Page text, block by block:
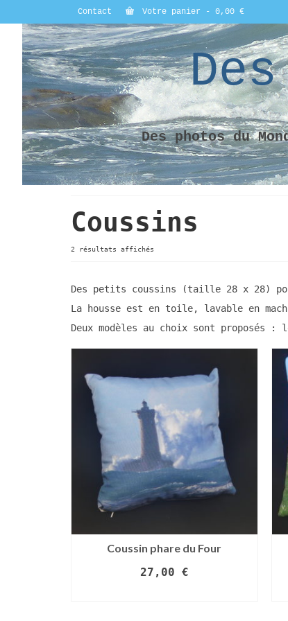
Contact Votre panier - 0,00 €
Des photos du
Coussins
2 résultats affichés
Des petits coussins (taille 28 x 28)
La housse est en toile, lavable en
Deux modèles au choix sont proposés
Coussin phare du Four
27,00 €